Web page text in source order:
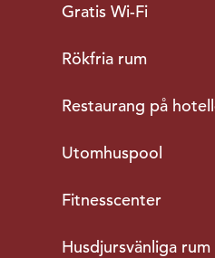
Gratis Wi-Fi
Rökfria rum
Restaurang på
Utomhuspool
Fitnesscenter
Husdjursvänliga rum